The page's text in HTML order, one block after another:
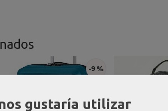
-9 %
gustaría utilizar